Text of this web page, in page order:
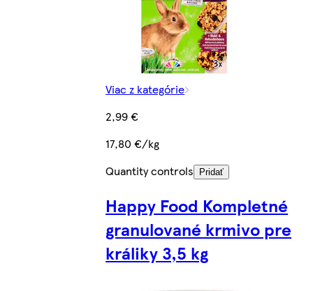
Viac z kategórie
2,99 €
17,80 €/kg
Quantity controls
Pridať
Happy Food Kompletné
granulované krmivo pre
králiky 3,5 kg